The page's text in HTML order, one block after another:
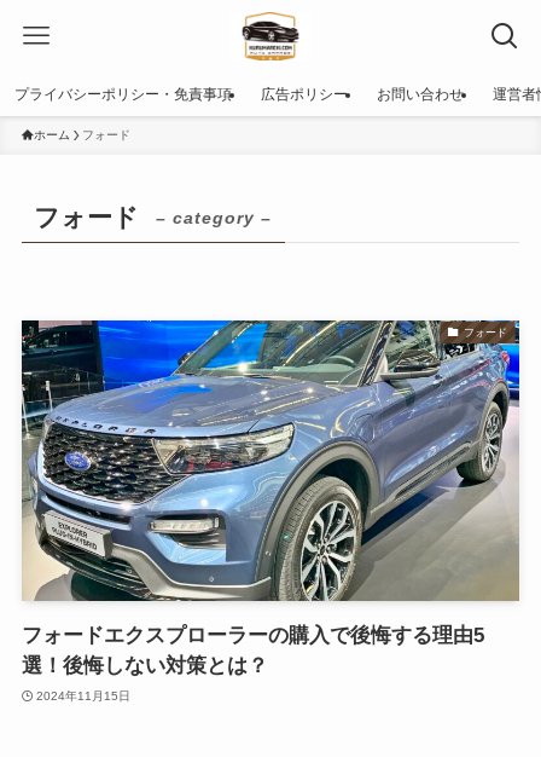
プライバシーポリシー・免責事項 広告ポリシー お問い合わせ 運営者
ホーム フォード
フォード – category –
フォード
フォードエクスプローラーの購入で後悔する理由5
選！後悔しない対策とは？
2024年11月15日